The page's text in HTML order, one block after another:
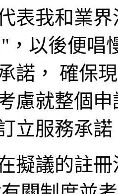
表我和業
，以後便唱
諾， 確保
慮就整個
立服務承
擬議的註